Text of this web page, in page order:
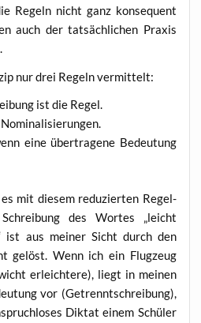
Regeln nicht ganz kon­se­quent
auch der tat­säch­li­chen Pra­xis
nur drei Regeln vermittelt:
ist die Regel.
eine über­tra­ge­ne Bedeu­tung
mit die­sem redu­zier­ten Regel­
des Wor­tes „leicht
ist aus mei­ner Sicht durch den
gelöst. Wenn ich ein Flug­zeug
erleich­te­re), liegt in mei­nen
vor (Getrennt­schrei­bung),
Dik­tat einem Schü­ler